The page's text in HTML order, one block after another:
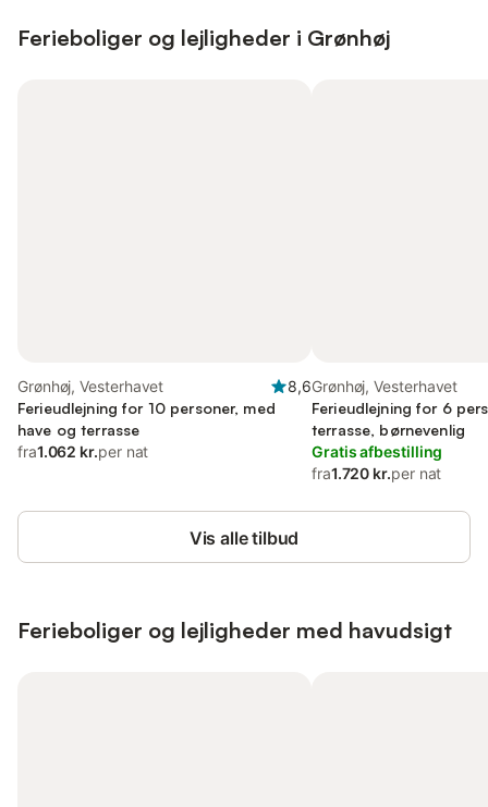
Ferieboliger og lejligheder i Grønhøj
Grønhøj, Vesterhavet
8,6
Ferieudlejning for 10 personer, med
have og terrasse
fra1.062 kr.per nat
Grønhøj, Vesterhavet
Ferieudlejning for 6
terrasse, børnevenlig
Gratis afbestilling
fra1.720 kr.per nat
Vis alle tilbud
Ferieboliger og lejligheder med havudsigt